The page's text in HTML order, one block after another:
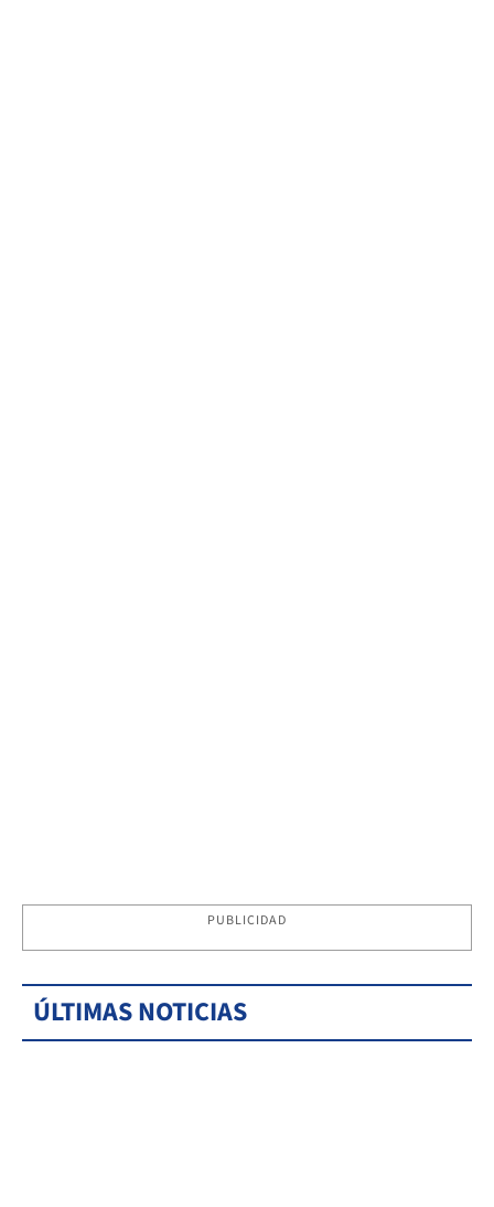
PUBLICIDAD
ÚLTIMAS NOTICIAS